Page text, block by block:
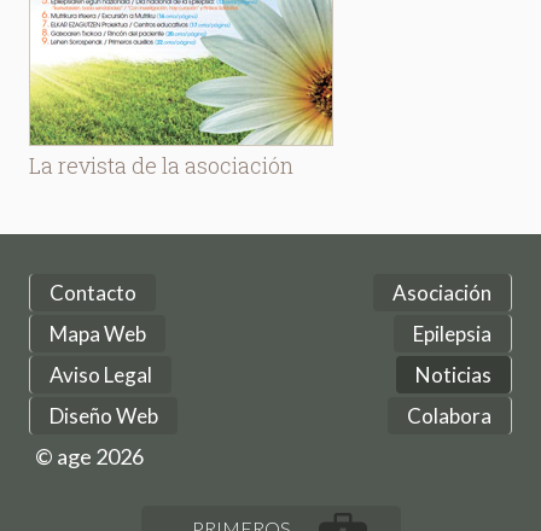
La revista de la asociación
Contacto
Mapa Web
Aviso Legal
Diseño Web
Asociación
Epilepsia
Noticias
Colabora
© age 2026